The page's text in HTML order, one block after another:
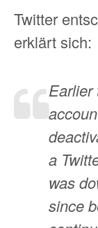
Twitter
erklärt sich:
Earlier
a
was
since